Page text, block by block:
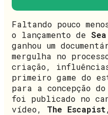
Faltando pouco
o lançamento de
ganhou um
mergulha no
criação,
primeiro game do
para a concepção do
foi publicado no
vídeo, The Escapist